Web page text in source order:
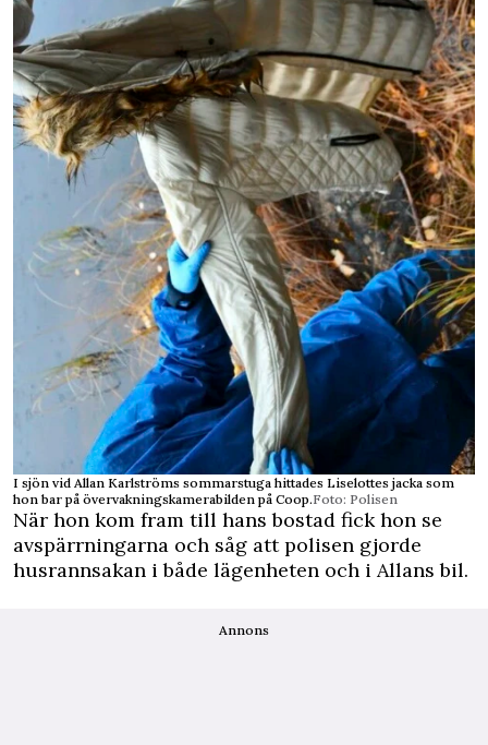
I sjön vid Allan Karlströms sommarstuga hittades Liselottes jacka som
hon bar på övervakningskamerabilden på Coop.Foto: Polisen
När hon kom fram till hans bostad fick hon se
avspärrningarna och såg att polisen gjorde
husrannsakan i både lägenheten och i Allans bil.
Annons